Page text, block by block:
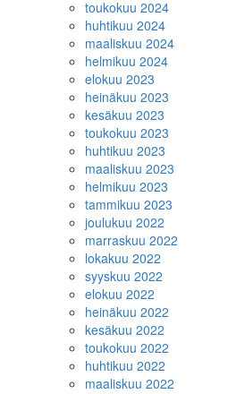
toukokuu 2024
huhtikuu 2024
maaliskuu 2024
helmikuu 2024
elokuu 2023
heinäkuu 2023
kesäkuu 2023
toukokuu 2023
huhtikuu 2023
maaliskuu 2023
helmikuu 2023
tammikuu 2023
joulukuu 2022
marraskuu 2022
lokakuu 2022
syyskuu 2022
elokuu 2022
heinäkuu 2022
kesäkuu 2022
toukokuu 2022
huhtikuu 2022
maaliskuu 2022